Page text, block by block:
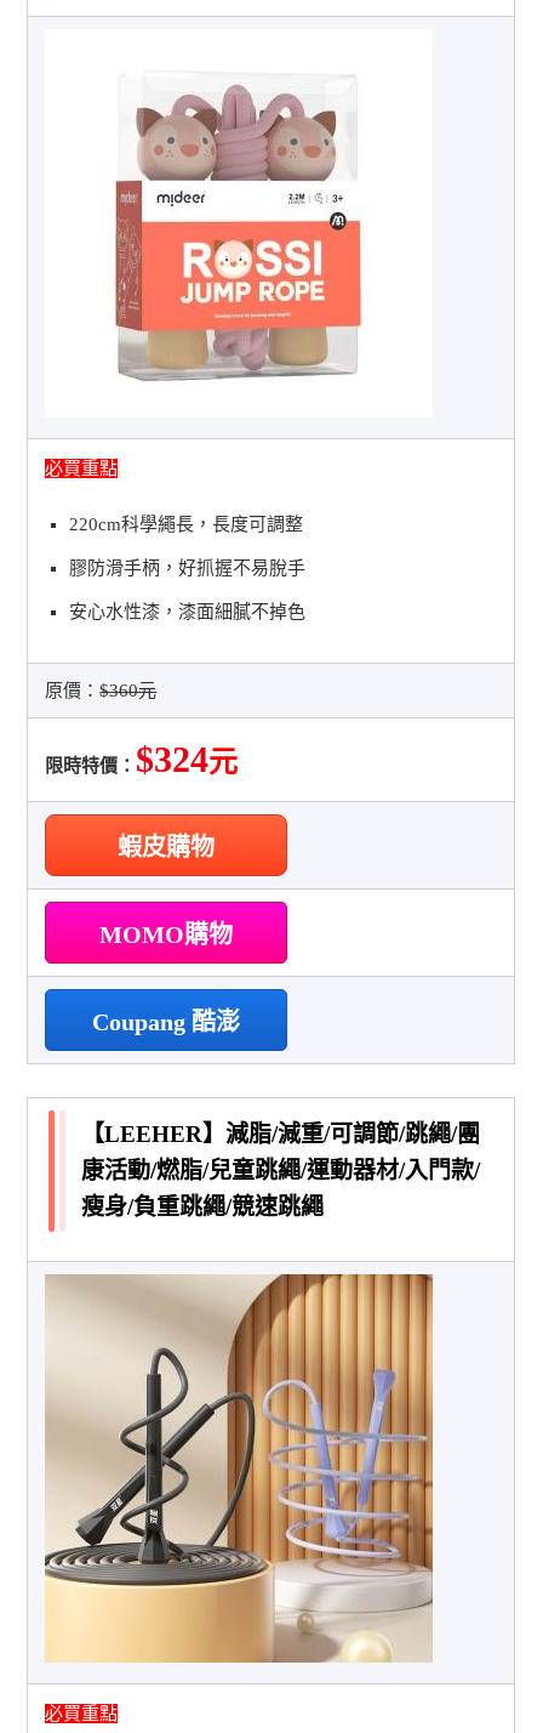
必買重點
220cm科學繩長，長度可調整
膠防滑手柄，好抓握不易脫手
安心水性漆，漆面細膩不掉色
原價：$360元
限時特價： $324元
蝦皮購物
MOMO購物
Coupang 酷澎
【LEEHER】減脂/減重/可調節/跳繩/團
康活動/燃脂/兒童跳繩/運動器材/入門款/
瘦身/負重跳繩/競速跳繩
必買重點